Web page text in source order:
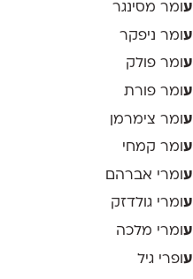
עומר מסינגר
ע ומר ניפקר
עומר פולק
ע ומר פורת
ע ומר צימרמן
עומר קמחי
ע ומרי אברהם
עומרי גולדזק
ע ומרי מלכה
ע ופרי גיל